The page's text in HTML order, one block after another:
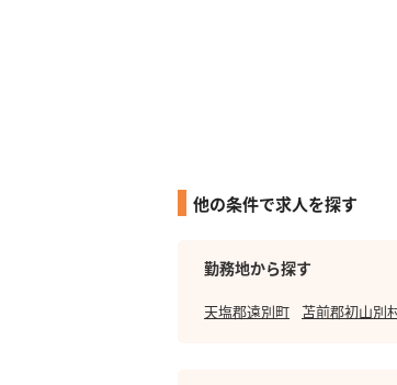
他の条件で求人を探す
勤務地から探す
天塩郡遠別町 苫前郡初山別